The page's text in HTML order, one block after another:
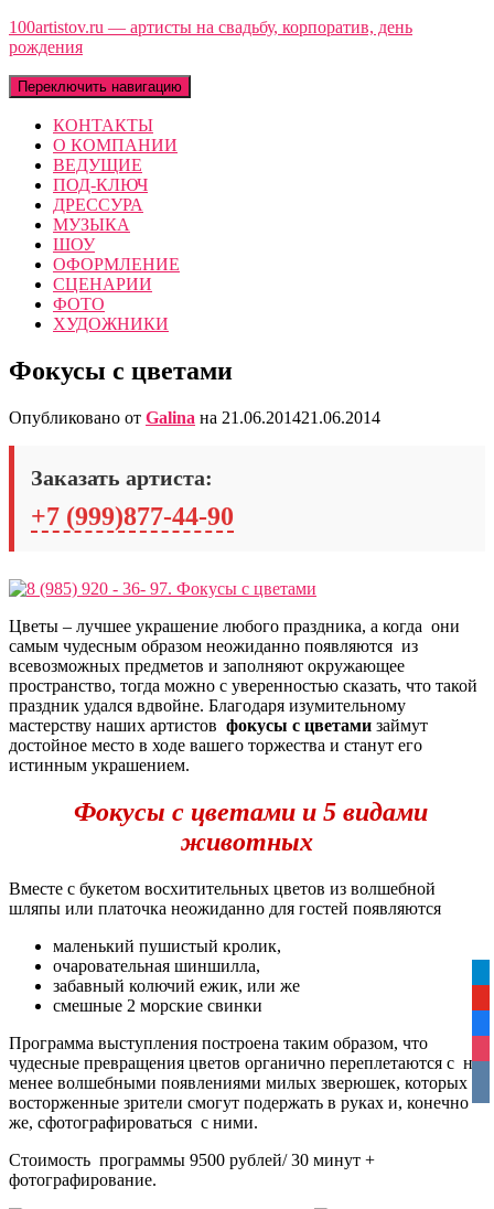
100artistov.ru — артисты на свадьбу, корпоратив, день
рождения
Переключить навигацию
КОНТАКТЫ
О КОМПАНИИ
ВЕДУЩИЕ
ПОД-КЛЮЧ
ДРЕССУРА
МУЗЫКА
ШОУ
ОФОРМЛЕНИЕ
СЦЕНАРИИ
ФОТО
ХУДОЖНИКИ
Фокусы с цветами
Опубликовано от Galina на 21.06.201421.06.2014
Заказать артиста:
+7 (999)877-44-90
Цветы – лучшее украшение любого праздника, а когда они
самым чудесным образом неожиданно появляются из
всевозможных предметов и заполняют окружающее
пространство, тогда можно с уверенностью сказать, что такой
праздник удался вдвойне. Благодаря изумительному
мастерству наших артистов фокусы с цветами займут
достойное место в ходе вашего торжества и станут его
истинным украшением.
Фокусы с цветами и 5 видами
животных
Вместе с букетом восхитительных цветов из волшебной
шляпы или платочка неожиданно для гостей появляются
маленький пушистый кролик,
очаровательная шиншилла,
забавный колючий ежик, или же
смешные 2 морские свинки
Программа выступления построена таким образом, что
чудесные превращения цветов органично переплетаются с не
менее волшебными появлениями милых зверюшек, которых
восторженные зрители смогут подержать в руках и, конечно
же, сфотографироваться с ними.
Стоимость программы 9500 рублей/ 30 минут +
фотографирование.